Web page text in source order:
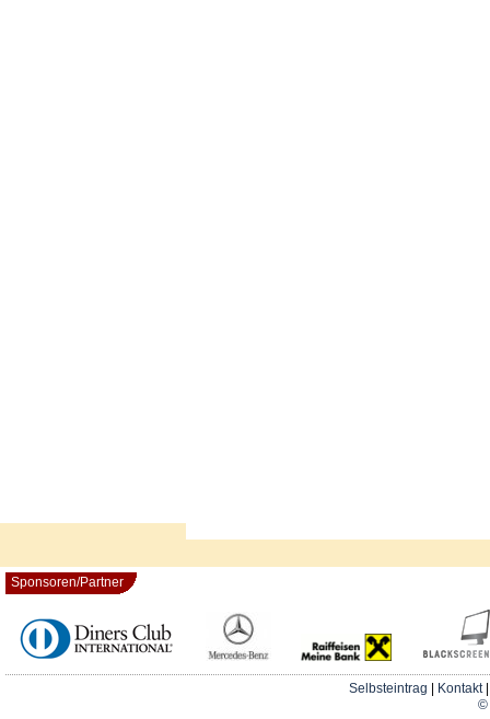
Sponsoren/Partner
Selbsteintrag Kontakt
©